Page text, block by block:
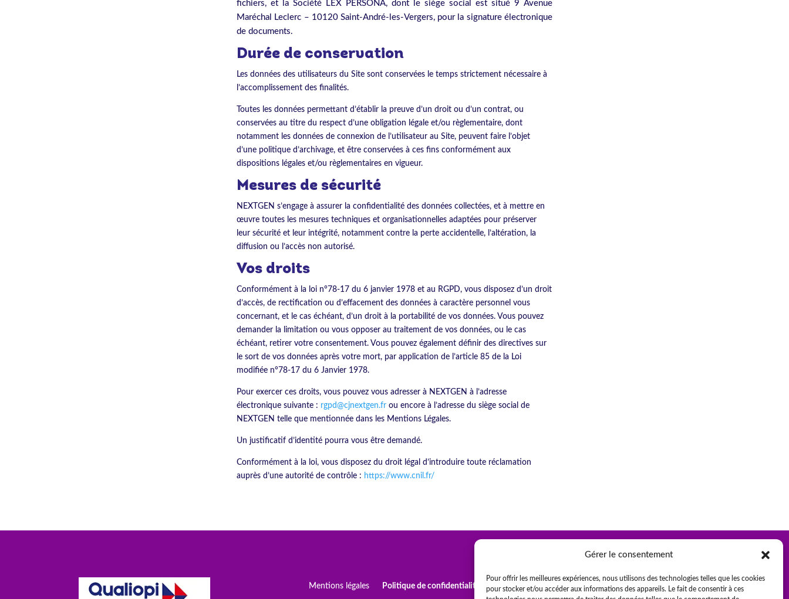
Gérer le consentement
Pour offrir les meilleures expériences, nous utilisons des technologies telles que les cookies
pour stocker et/ou accéder aux informations des appareils. Le fait de consentir à ces
fichiers, et la Société LEX PERSONA, dont le siège social est situé 9 Avenue
Maréchal Leclerc – 10120 Saint-André-les-Vergers, pour la signature électronique
de documents.
Durée de conservation
Les données des utilisateurs du Site sont conservées le temps strictement nécessaire à
l’accomplissement des finalités.
Toutes les données permettant d’établir la preuve d’un droit ou d’un contrat, ou
conservées au titre du respect d’une obligation légale et/ou règlementaire, dont
notamment les données de connexion de l’utilisateur au Site, peuvent faire l’objet
d’une politique d’archivage, et être conservées à ces fins conformément aux
dispositions légales et/ou règlementaires en vigueur.
Mesures de sécurité
NEXTGEN s’engage à assurer la confidentialité des données collectées, et à mettre en
œuvre toutes les mesures techniques et organisationnelles adaptées pour préserver
leur sécurité et leur intégrité, notamment contre la perte accidentelle, l’altération, la
diffusion ou l’accès non autorisé.
Vos droits
Conformément à la loi n°78-17 du 6 janvier 1978 et au RGPD, vous disposez d’un droit
d’accès, de rectification ou d’effacement des données à caractère personnel vous
concernant, et le cas échéant, d’un droit à la portabilité de vos données. Vous pouvez
demander la limitation ou vous opposer au traitement de vos données, ou le cas
échéant, retirer votre consentement. Vous pouvez également définir des directives sur
le sort de vos données après votre mort, par application de l’article 85 de la Loi
modifiée n°78-17 du 6 Janvier 1978.
Pour exercer ces droits, vous pouvez vous adresser à NEXTGEN à l’adresse
électronique suivante : rgpd@cjnextgen.fr ou encore à l’adresse du siège social de
NEXTGEN telle que mentionnée dans les Mentions Légales.
Un justificatif d’identité pourra vous être demandé.
Conformément à la loi, vous disposez du droit légal d’introduire toute réclamation
auprès d’une autorité de contrôle : https://www.cnil.fr/
Mentions légales Politique de confidentialité